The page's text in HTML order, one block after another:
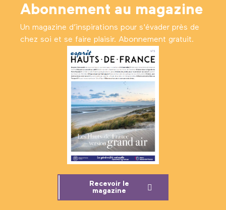
Abonnement au magazine
Un magazine d’inspirations pour s'évader près de
chez soi et se faire plaisir. Abonnement gratuit.
Recevoir le
magazine